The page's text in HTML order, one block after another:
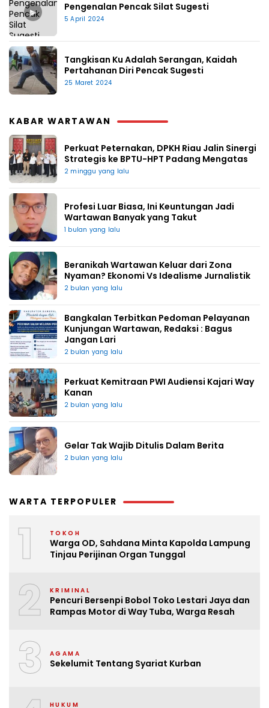
▶ Pengenalan Pencak Silat Sugesti
5 April 2024
Tangkisan Ku Adalah Serangan, Kaidah
Pertahanan Diri Pencak Sugesti
25 Maret 2024
KABAR WARTAWAN
Perkuat Peternakan, DPKH Riau Jalin Sinergi
Strategis ke BPTU-HPT Padang Mengatas
2 minggu yang lalu
Profesi Luar Biasa, Ini Keuntungan Jadi
Wartawan Banyak yang Takut
1 bulan yang lalu
Beranikah Wartawan Keluar dari Zona
Nyaman? Ekonomi Vs Idealisme Jurnalistik
2 bulan yang lalu
Bangkalan Terbitkan Pedoman Pelayanan
Kunjungan Wartawan, Redaksi : Bagus
Jangan Lari
2 bulan yang lalu
Perkuat Kemitraan PWI Audiensi Kajari Way
Kanan
2 bulan yang lalu
Gelar Tak Wajib Ditulis Dalam Berita
2 bulan yang lalu
WARTA TERPOPULER
1 TOKOH
Warga OD, Sahdana Minta Kapolda Lampung
Tinjau Perijinan Organ Tunggal
2 KRIMINAL
Pencuri Bersenpi Bobol Toko Lestari Jaya dan
Rampas Motor di Way Tuba, Warga Resah
3 AGAMA
Sekelumit Tentang Syariat Kurban
HUKUM